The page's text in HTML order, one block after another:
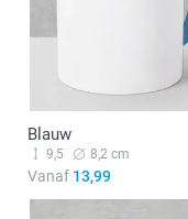
Blauw
9,5 8,2 cm
Vanaf 13,99